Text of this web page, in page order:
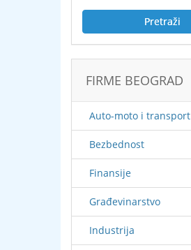
Pretraži
FIRME BEOGRAD
Auto-moto i transport
Bezbednost
Finansije
Građevinarstvo
Industrija